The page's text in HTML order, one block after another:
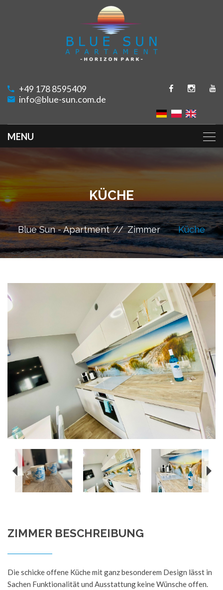
+49 178 8595409
info@blue-sun.com.de
KÜCHE
Blue Sun - Apartment Zimmer Küche
ZIMMER BESCHREIBUNG
Die schicke offene Küche mit ganz besonderem Design lässt in
Sachen Funktionalität und Ausstattung keine Wünsche offen.